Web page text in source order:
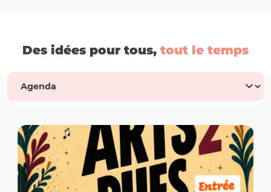
Des idées pour tous, tout le temps